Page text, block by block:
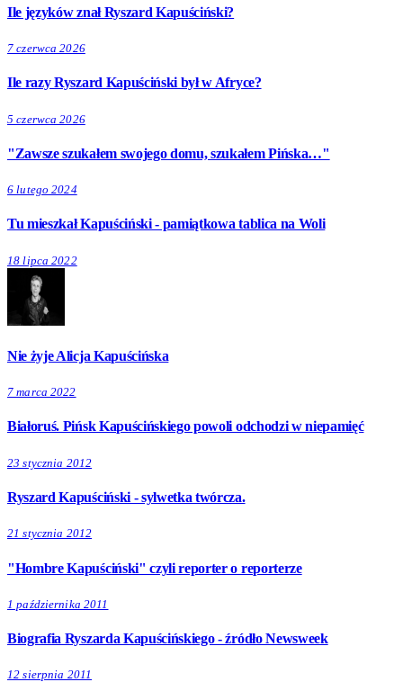
Ile języków znał Ryszard Kapuściński?
7 czerwca 2026
Ile razy Ryszard Kapuściński był w Afryce?
5 czerwca 2026
"Zawsze szukałem swojego domu, szukałem Pińska…"
6 lutego 2024
Tu mieszkał Kapuściński - pamiątkowa tablica na Woli
18 lipca 2022
Nie żyje Alicja Kapuścińska
7 marca 2022
Białoruś. Pińsk Kapuścińskiego powoli odchodzi w niepamięć
23 stycznia 2012
Ryszard Kapuściński - sylwetka twórcza.
21 stycznia 2012
"Hombre Kapuściński" czyli reporter o reporterze
1 października 2011
Biografia Ryszarda Kapuścińskiego - źródło Newsweek
12 sierpnia 2011